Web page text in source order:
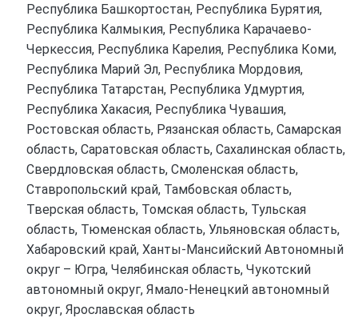
Республика Башкортостан, Республика Бурятия,
Республика Калмыкия, Республика Карачаево-
Черкессия, Республика Карелия, Республика Коми,
Республика Марий Эл, Республика Мордовия,
Республика Татарстан, Республика Удмуртия,
Республика Хакасия, Республика Чувашия,
Ростовская область, Рязанская область, Самарская
область, Саратовская область, Сахалинская область,
Свердловская область, Смоленская область,
Ставропольский край, Тамбовская область,
Тверская область, Томская область, Тульская
область, Тюменская область, Ульяновская область,
Хабаровский край, Ханты-Мансийский Автономный
округ – Югра, Челябинская область, Чукотский
автономный округ, Ямало-Ненецкий автономный
округ, Ярославская область